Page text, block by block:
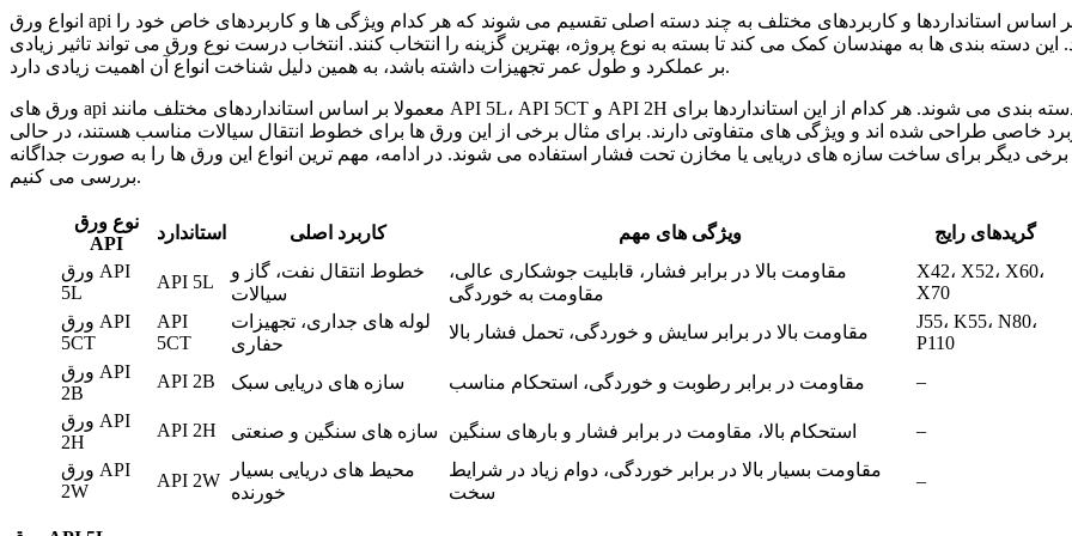
انواع ورق api بر اساس استانداردها و کاربردهای مختلف به چند دسته اصلی تقسیم می شوند که هر کدام ویژگی ها و کاربردهای خاص خود را
این دسته بندی ها به مهندسان کمک می کند تا بسته به نوع پروژه، بهترین گزینه را انتخاب کنند. انتخاب درست نوع ورق می تواند تاثیر زیادی
بر عملکرد و طول عمر تجهیزات داشته باشد، به همین دلیل شناخت انواع آن اهمیت زیادی دارد.
ورق های api معمولا بر اساس استانداردهای مختلف مانند API 5L، API 5CT و API 2H دسته بندی می شوند. هر کدام از این استانداردها برای
خاصی طراحی شده اند و ویژگی های متفاوتی دارند. برای مثال برخی از این ورق ها برای خطوط انتقال سیالات مناسب هستند، در حالی
دیگر برای ساخت سازه های دریایی یا مخازن تحت فشار استفاده می شوند. در ادامه، مهم ترین انواع این ورق ها را به صورت جداگانه
بررسی می کنیم.
نوع ورق
API
استاندارد کاربرد اصلی ویژگی های مهم
گریدهای رایج
ورق API
5L
API 5L
خطوط انتقال نفت، گاز و
سیالات
مقاومت بالا در برابر فشار، قابلیت جوشکاری عالی،
مقاومت به خوردگی
X42، X52، X60،
X70
ورق API
5CT
API
5CT
لوله های جداری، تجهیزات
حفاری
مقاومت بالا در برابر سایش و خوردگی، تحمل فشار بالا
J55، K55، N80،
P110
ورق API
2B
API 2B سازه های دریایی سبک مقاومت در برابر رطوبت و خوردگی، استحکام مناسب
–
ورق API
2H
API 2H سازه های سنگین و صنعتی استحکام بالا، مقاومت در برابر فشار و بارهای سنگین
–
ورق API
2W
API 2W
محیط های دریایی بسیار
خورنده
مقاومت بسیار بالا در برابر خوردگی، دوام زیاد در شرایط
سخت
–